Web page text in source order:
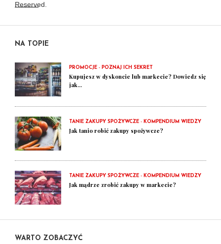
Reserved.
NA TOPIE
PROMOCJE - POZNAJ ICH SEKRET
Kupujesz w dyskoncie lub markecie? Dowiedz się
jak...
TANIE ZAKUPY SPOŻYWCZE - KOMPENDIUM WIEDZY
Jak tanio robić zakupy spożywcze?
TANIE ZAKUPY SPOŻYWCZE - KOMPENDIUM WIEDZY
Jak mądrze zrobić zakupy w markecie?
WARTO ZOBACZYĆ